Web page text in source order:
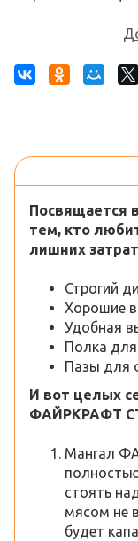
Посвящается
тем, кто
лишних
Строгий
Хорошие
Удобная
Полка
Пазы для
И вот целых
ФАЙРКРАФТ
Мангал
стоять
мясом не
будет